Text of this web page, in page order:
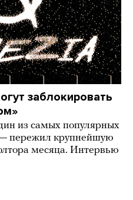
заблокировать
из самых популярных
— пережил крупнейшую
месяца. Интервью